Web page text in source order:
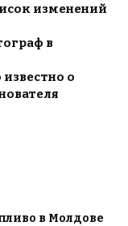
изменений
в
о
в Молдове